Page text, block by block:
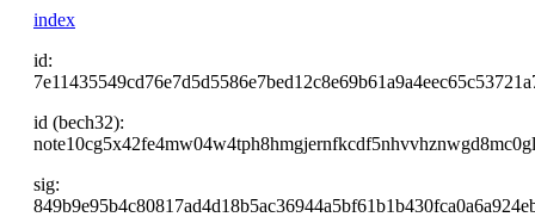
index
id:
id (bech32):
sig: